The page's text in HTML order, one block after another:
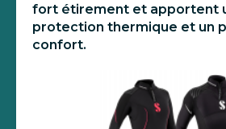
fort étirement et apportent
protection thermique et un
confort.